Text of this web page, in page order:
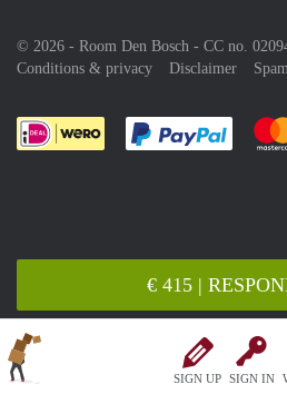
SIGN UP SIGN IN
€ 415 |
© 2026 - Room Den Bosch - CC no.
Conditions & privacy
Disclaimer
Pay